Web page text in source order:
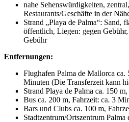
nahe Sehenswürdigkeiten,
Restaurants/Geschäfte in der
Strand „Playa de Palma“: Sand,
öffentlich, Liegen: gegen
Gebühr
Entfernungen:
Flughafen Palma de Mallorca ca.
Minuten (Die Transferzeit kann
Strand Playa de Palma ca. 150
Bus ca. 200 m, Fahrzeit: ca. 3
Bars und Clubs ca. 100 m,
Stadtzentrum/Ortszentrum